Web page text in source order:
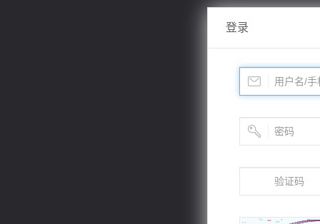
登录